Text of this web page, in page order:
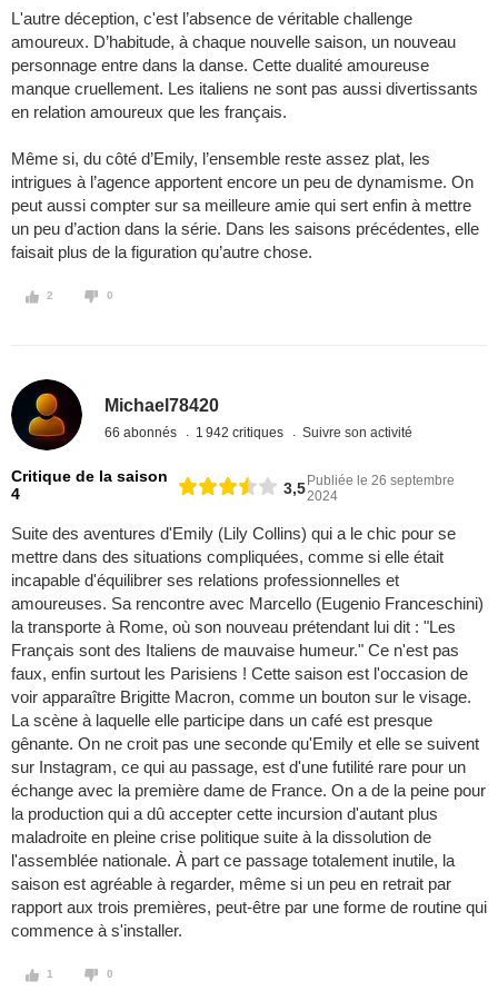
L'autre déception, c'est l’absence de véritable challenge
amoureux. D’habitude, à chaque nouvelle saison, un nouveau
personnage entre dans la danse. Cette dualité amoureuse
manque cruellement. Les italiens ne sont pas aussi divertissants
en relation amoureux que les français.
Même si, du côté d’Emily, l’ensemble reste assez plat, les
intrigues à l’agence apportent encore un peu de dynamisme. On
peut aussi compter sur sa meilleure amie qui sert enfin à mettre
un peu d’action dans la série. Dans les saisons précédentes, elle
faisait plus de la figuration qu’autre chose.
2 0
Michael78420
66 abonnés 1 942 critiques Suivre son activité
Critique de la saison
4
3,5Publiée le 26 septembre
2024
Suite des aventures d'Emily (Lily Collins) qui a le chic pour se
mettre dans des situations compliquées, comme si elle était
incapable d'équilibrer ses relations professionnelles et
amoureuses. Sa rencontre avec Marcello (Eugenio Franceschini)
la transporte à Rome, où son nouveau prétendant lui dit : "Les
Français sont des Italiens de mauvaise humeur." Ce n'est pas
faux, enfin surtout les Parisiens ! Cette saison est l'occasion de
voir apparaître Brigitte Macron, comme un bouton sur le visage.
La scène à laquelle elle participe dans un café est presque
gênante. On ne croit pas une seconde qu'Emily et elle se suivent
sur Instagram, ce qui au passage, est d'une futilité rare pour un
échange avec la première dame de France. On a de la peine pour
la production qui a dû accepter cette incursion d'autant plus
maladroite en pleine crise politique suite à la dissolution de
l'assemblée nationale. À part ce passage totalement inutile, la
saison est agréable à regarder, même si un peu en retrait par
rapport aux trois premières, peut-être par une forme de routine qui
commence à s'installer.
1 0